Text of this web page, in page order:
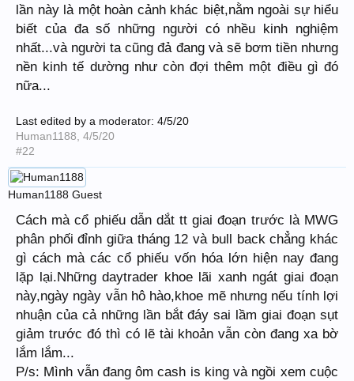
lần này là một hoàn cảnh khác biệt,nằm ngoài sự hiểu
biết của đa số những người có nhều kinh nghiệm
nhất...và người ta cũng đả đang và sẽ bơm tiền nhưng
nền kinh tế dường như còn đợi thêm một điều gì đó
nữa...
Last edited by a moderator: 4/5/20
Human1188 4/5/20
#22
Human1188 Guest
Cách mà cổ phiếu dẫn dắt tt giai đoạn trước là MWG
phân phối đỉnh giữa tháng 12 và bull back chẳng khác
gì cách mà các cổ phiếu vốn hóa lớn hiện nay đang
lặp lại.Những daytrader khoe lãi xanh ngát giai đoạn
này,ngày ngày vẫn hô hào,khoe mẽ nhưng nếu tính lợi
nhuận của cả những lần bắt đáy sai lầm giai đoạn sụt
giảm trước đó thì có lẽ tài khoản vẫn còn đang xa bờ
lắm lắm...
P/s: Mình vẫn đang ôm cash is king và ngồi xem cuộc